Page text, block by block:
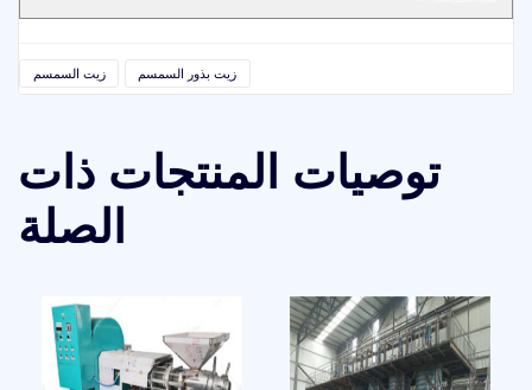
زيت السمسم زيت بذور السمسم
توصيات المنتجات ذات
الصلة